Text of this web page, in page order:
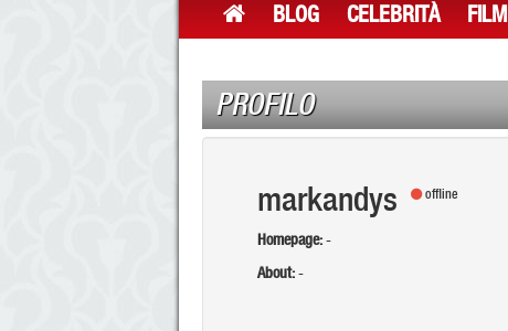
BLOG CELEBRITÀ FILM
PROFILO
markandys offline
Homepage:-
About:-